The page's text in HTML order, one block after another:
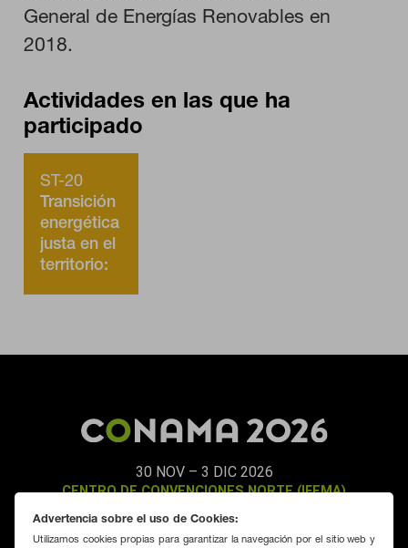
General de Energías Renovables en
2018.
Actividades en las que ha
participado
ST-20
Transición
energética
justa en el
territorio:
30 NOV – 3 DIC 2026
CENTRO DE CONVENCIONES NORTE (IFEMA)
Advertencia sobre el uso de Cookies:
Utilizamos cookies propias para garantizar la navegación por el sitio web y
GUARDAR CONFIGURACIÓN
Puedes volver a configurar tus cookies desde la sección "Configuración
de cookies" al pie de la página. También puedes consultar nuestra